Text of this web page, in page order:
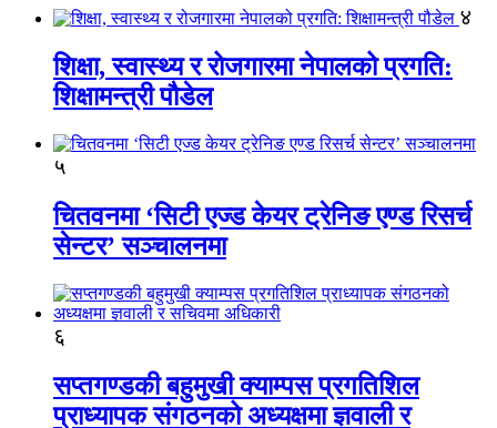
४
शिक्षा, स्वास्थ्य र रोजगारमा नेपालको प्रगति:
शिक्षामन्त्री पौडेल
५
चितवनमा ‘सिटी एज्ड केयर ट्रेनिङ एण्ड रिसर्च
सेन्टर’ सञ्चालनमा
६
सप्तगण्डकी बहुमुखी क्याम्पस प्रगतिशिल
प्राध्यापक संगठनको अध्यक्षमा ज्ञवाली र